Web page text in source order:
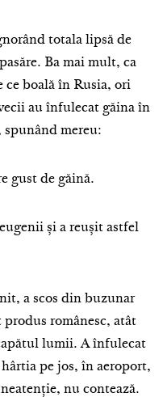
totala lipsă de
Ba mai mult, ca
ce boală în Rusia, ori
au înfulecat găina în
mereu:
gust de găină.
și a reușit astfel
a scos din buzunar
românesc, atât
lumii. A înfulecat
pe jos, în aeroport,
nu contează.